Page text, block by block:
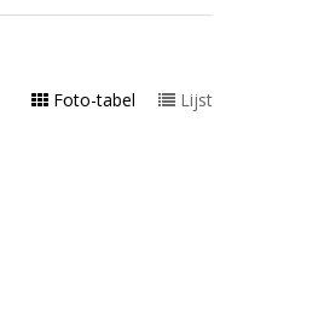
Foto-tabel Lijst